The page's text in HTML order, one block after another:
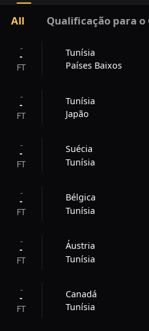
All Qualificação para o
-
-
FT
Tunísia
Países Baixos
-
-
FT
Tunísia
Japão
-
-
FT
Suécia
Tunísia
-
-
FT
Bélgica
Tunísia
-
-
FT
Áustria
Tunísia
-
-
FT
Canadá
Tunísia